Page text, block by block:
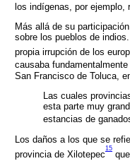
los indígenas, por
Más allá de su
sobre los pueblos de
propia irrupción de los
causaba
San Francisco de Toluca,
Las cuales
esta parte muy
estancias de
Los daños a los que se
provincia de Xilotepec
15